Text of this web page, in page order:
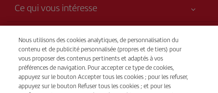
Ce qui vous intéresse
Votre sécurité est notre priorité
Accessibilité
Engagement de service
Plan du site
Durabilité
Iberia, c’est plus
Nouveautés et actualités
Groupe Iberia
Actionnaires et investisseurs
Transparence
Avis légal
Vente par téléphone
Nous utilisons des cookies analytiques, de personnalisation du
contenu et de publicité personnalisée (propres et de tiers) pour
vous proposer des contenus pertinents et adaptés à vos
préférences de navigation. Pour accepter ce type de cookies,
appuyez sur le bouton Accepter tous les cookies ; pour les refuser,
appuyez sur le bouton Refuser tous les cookies ; et pour les